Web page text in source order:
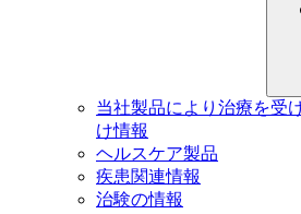
当社製品により治療を受
け情報
ヘルスケア製品
疾患関連情報
治験の情報